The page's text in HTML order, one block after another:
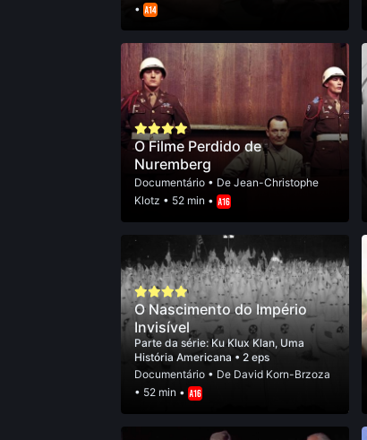
•
O Filme Perdido de
Nuremberg
Documentário• De Jean-Christophe
Klotz • 52 min •
O Nascimento do Império
Invisível
Parte da série: Ku Klux Klan, Uma
História Americana • 2 eps
Documentário• De David Korn-Brzoza
• 52 min •